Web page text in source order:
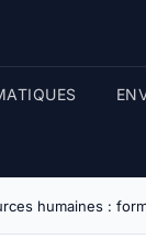
humaines :